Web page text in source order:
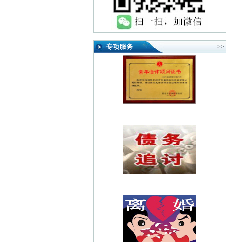
专项服务 >>